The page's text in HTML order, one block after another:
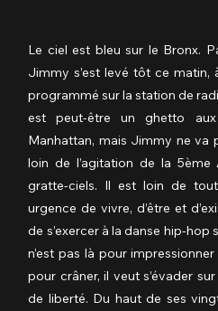
Le ciel est bleu sur le Bronx.
Jimmy s’est levé tôt ce matin,
programmé sur la station de
est peut-être un ghetto
Manhattan, mais Jimmy ne va
loin de l’agitation de la 5ème
gratte-ciels. Il est loin de
urgence de vivre, d’être et
de s’exercer à la danse hip-hop
n’est pas là pour
pour crâner, il veut s’évader
de liberté. Du haut de ses